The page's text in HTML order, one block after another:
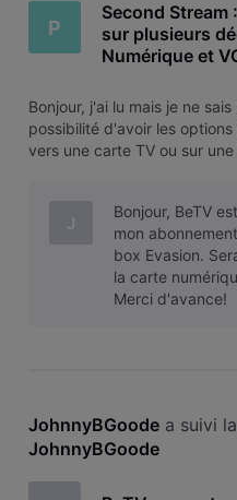
P
Second Stream
sur plusieurs
Numérique et
Bonjour, j'ai lu mais je ne
possibilité d'avoir les
vers une carte TV ou sur
J
Bonjour, BeTV
mon
box Evasion.
la carte
Merci d'avance!
JohnnyBGoode a suivi
JohnnyBGoode